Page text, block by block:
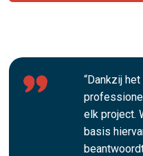
“Dankzij
elk project.
basis